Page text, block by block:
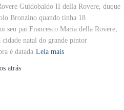
Guidobaldo II della Rovere, duque
Bronzino quando tinha 18
seu pai Francesco Maria della Rovere,
natal do grande pintor
é datada Leia mais
atrás